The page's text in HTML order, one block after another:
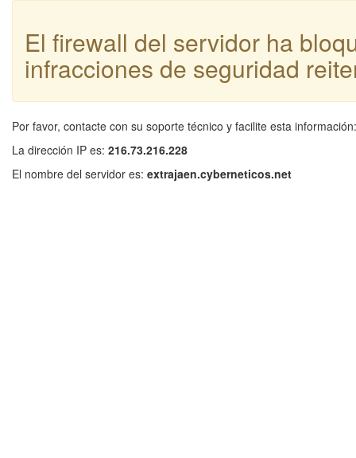
El firewall del servidor ha
infracciones de seguridad
Por favor, contacte con su soporte técnico y facilite esta información:
La dirección IP es: 216.73.216.228
El nombre del servidor es: extrajaen.cyberneticos.net